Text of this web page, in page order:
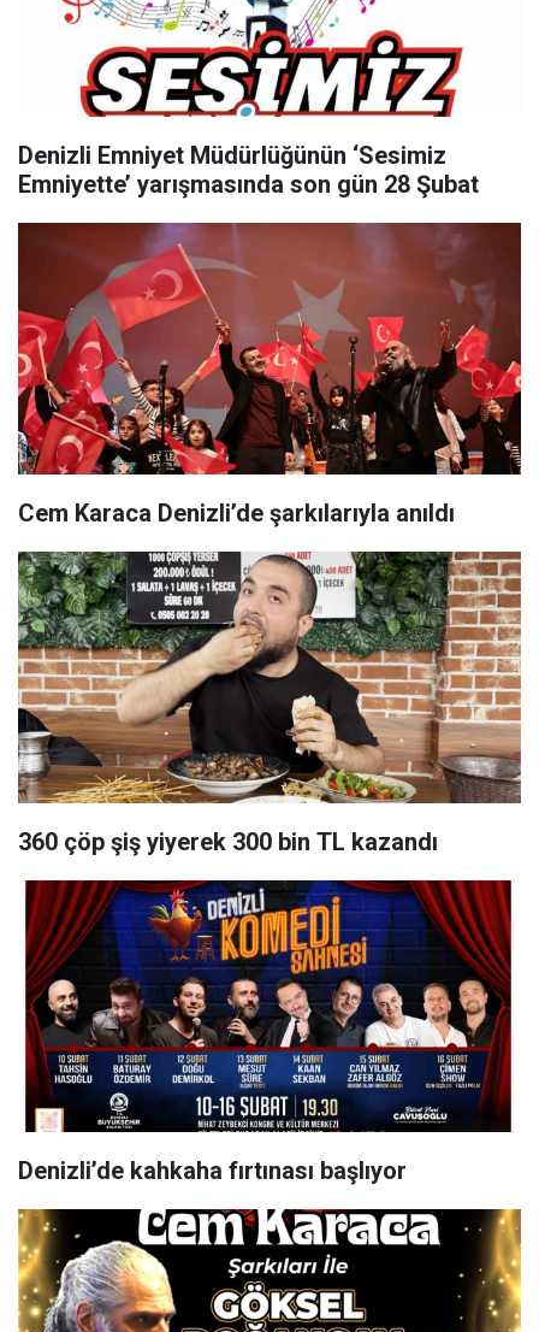
Denizli Emniyet Müdürlüğünün ‘Sesimiz
Emniyette’ yarışmasında son gün 28 Şubat
Cem Karaca Denizli’de şarkılarıyla anıldı
360 çöp şiş yiyerek 300 bin TL kazandı
Denizli’de kahkaha fırtınası başlıyor